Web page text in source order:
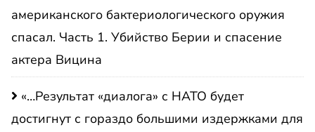
американского бактериологического оружия
спасал. Часть 1. Убийство Берии и спасение
актера Вицина
«…Результат «диалога» с НАТО будет
достигнут с гораздо большими издержками для